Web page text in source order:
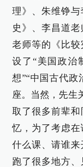
理》、朱维铮
史》、李昌道
老师等的《比
设了“美国政治
想”“中国古代政
座。当然，先生
取了很多前辈和
忆，为了考虑
什么课、请谁
跑了很多地方